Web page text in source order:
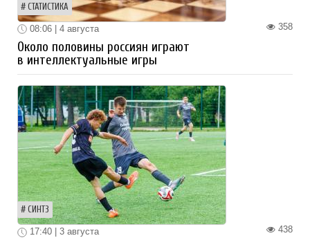
СТАТИСТИКА
358
08:06 | 4 августа
Около половины россиян играют
в интеллектуальные игры
СИНТЗ
438
17:40 | 3 августа